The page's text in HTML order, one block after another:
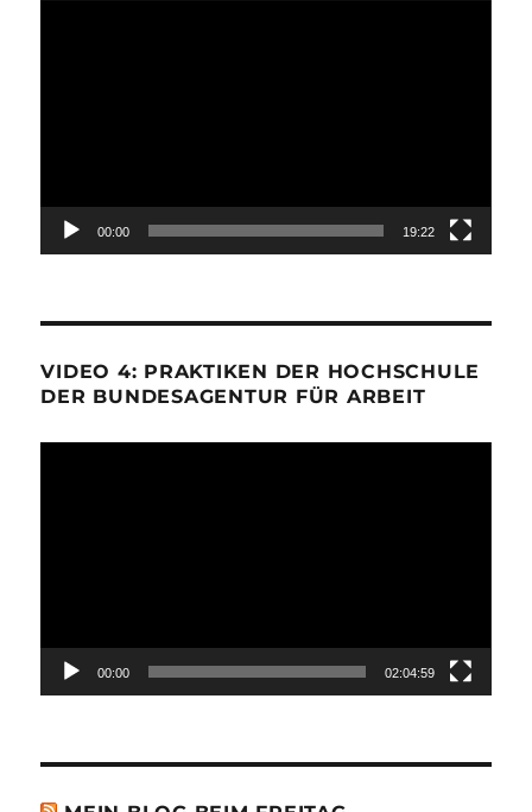
00:00 19:22
VIDEO 4: PRAKTIKEN DER HOCHSCHULE
DER BUNDESAGENTUR FÜR ARBEIT
00:00 02:04:59